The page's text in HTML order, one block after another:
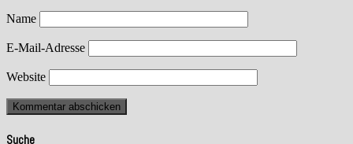
Name
E-Mail-Adresse
Website
Suche